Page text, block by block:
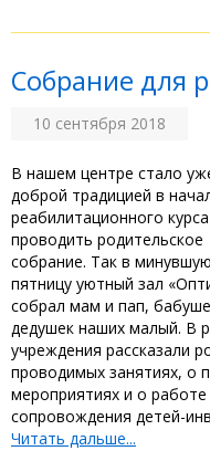
Собрание для
10 сентября 2018
В нашем центре стало
доброй традицией в
реабилитационного курса
проводить родительское
собрание. Так в минувшую
пятницу уютный зал
собрал мам и пап,
дедушек наших малый. В
учреждения рассказали
проводимых занятиях, о
мероприятиях и о
сопровождения детей-
Читать дальше...